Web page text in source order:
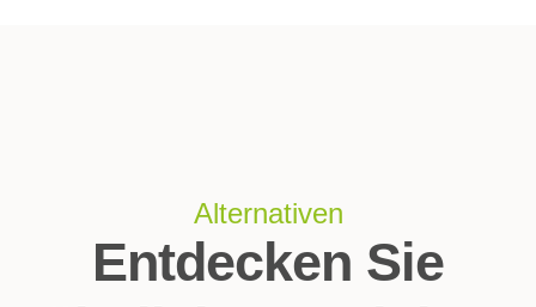
Alternativen
Entdecken Sie